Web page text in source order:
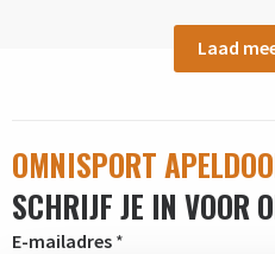
Laad
OMNISPORT
SCHRIJF JE IN VOOR
E-mailadres *